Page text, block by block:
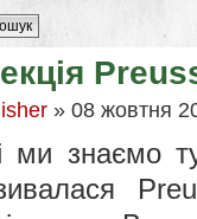
» 08 жовтня
ми знаємо